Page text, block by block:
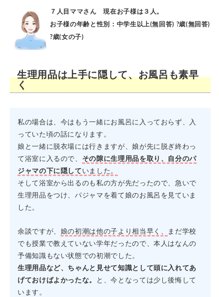
７人目ママさん 現在お子様は３人。
お子様の年齢と性別：中学生以上(無回答) ?歳(無回答)
?歳(女の子)
生理用品は上手に隠して、お風呂も素早
く
私の場合は、今はもう一緒にお風呂に入っておらず、入
っていた頃の話になります。
娘と一緒に脱衣場には行きますが、娘が先に脱ぎ終わっ
て浴室に入るので、 その隙に生理用品を取り、自分のパ
ジャマの下に隠していました。
そして浴室から出るのも私の方が先だったので、急いで
生理用品をつけ、パジャマを着て娘のお風呂を見ていま
した。
余談ですが、 娘の初潮は他の子より相当早く、
まだ学校
でも授業で教えていない学年だったので、本人はなんの
予備知識もない状態での初潮でした。
生理用品など、ちゃんと見せて知識として頭に入れてあ
げておけばよかったな。
と、今となっては少し後悔して
います。